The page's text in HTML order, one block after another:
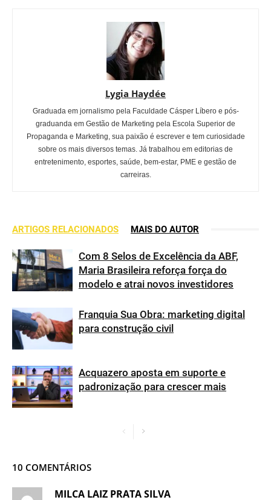
Lygia Haydée
Graduada em jornalismo pela Faculdade Cásper Líbero e pós-
graduanda em Gestão de Marketing pela Escola Superior de
Propaganda e Marketing, sua paixão é escrever e tem curiosidade
sobre os mais diversos temas. Já trabalhou em editorias de
entretenimento, esportes, saúde, bem-estar, PME e gestão de
carreiras.
ARTIGOS RELACIONADOS MAIS DO AUTOR
Com 8 Selos de Excelência da ABF,
Maria Brasileira reforça força do
modelo e atrai novos investidores
Franquia Sua Obra: marketing digital
para construção civil
Acquazero aposta em suporte e
padronização para crescer mais
10 COMENTÁRIOS
MILCA LAIZ PRATA SILVA